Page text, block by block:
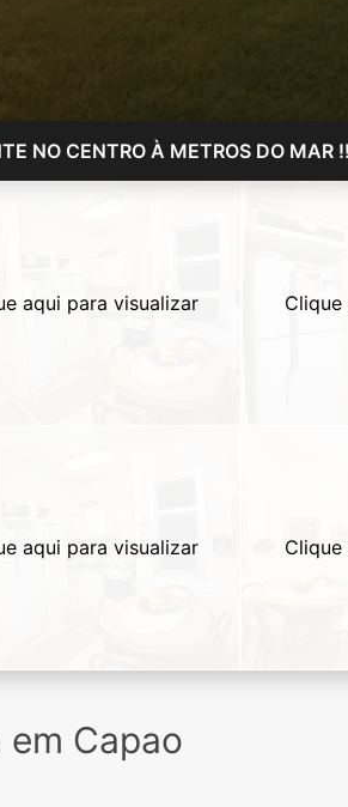
NO CENTRO À METROS DO MAR
aqui para visualizar
aqui para visualizar
Capao